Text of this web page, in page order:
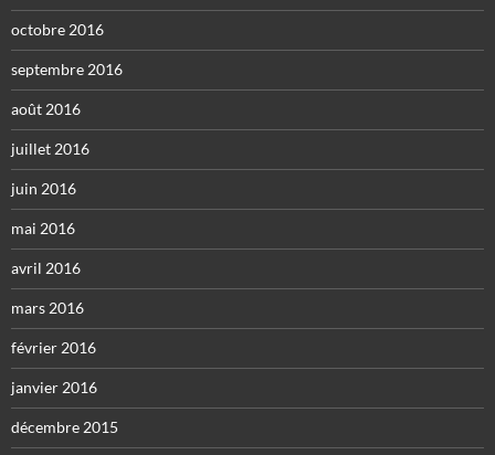
octobre 2016
septembre 2016
août 2016
juillet 2016
juin 2016
mai 2016
avril 2016
mars 2016
février 2016
janvier 2016
décembre 2015